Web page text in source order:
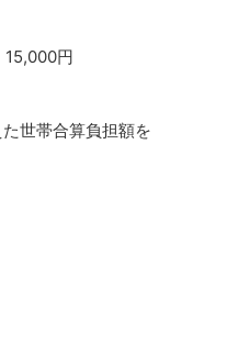
円
世帯合算負担額を